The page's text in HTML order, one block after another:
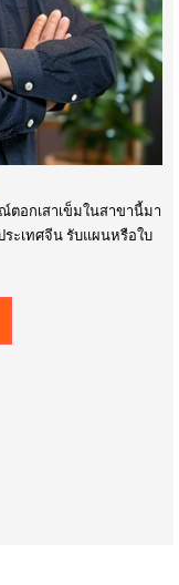
อกเสาเข็มในสาขานี้มา
ระเทศจีนรับแผนหรือใบ